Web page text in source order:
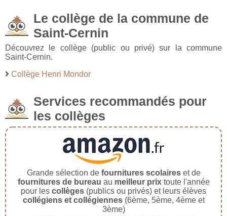
Le collège de la commune de
Saint-Cernin
Découvrez le collège (public ou privé) sur la commune
Saint-Cernin.
Collège Henri Mondor
Services recommandés pour
les collèges
Grande sélection de fournitures scolaireset de
fournitures de bureau au meilleur prixtoute l'année
pour les collèges (publics ou privés) et leurs élèves
collégiens et collégiennes(6ème, 5ème, 4ème et
3ème)